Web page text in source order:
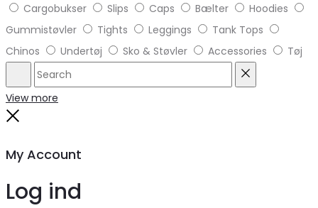
Cargobukser
Slips Caps Bælter
Hoodies
Gummistøvler
Tights Leggings
Tank Tops
Chinos
Undertøj Sko & Støvler Accessories Tøj
Search
View more
My Account
Log ind